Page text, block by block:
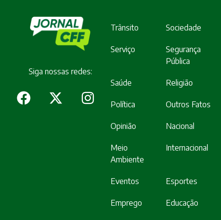
Siga nossas redes:
Trânsito Sociedade
Serviço
Segurança
Pública
Saúde Religião
Política Outros Fatos
Opinião Nacional
Meio
Ambiente
Internacional
Eventos Esportes
Emprego Educação